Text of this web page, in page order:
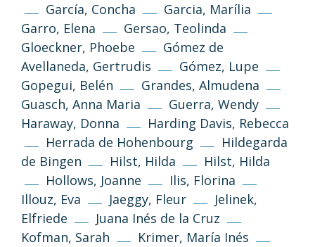
García, Concha
Garcia, Marília
Garro, Elena
Gersao, Teolinda
Gloeckner, Phoebe
Gómez de
Avellaneda, Gertrudis
Gómez, Lupe
Gopegui, Belén
Grandes, Almudena
Guasch, Anna Maria
Guerra, Wendy
Haraway, Donna
Harding Davis, Rebecca
Herrada de Hohenbourg
Hildegarda
de Bingen
Hilst, Hilda
Hilst, Hilda
Hollows, Joanne
Ilis, Florina
Illouz, Eva
Jaeggy, Fleur
Jelinek,
Elfriede
Juana Inés de la Cruz
Kofman, Sarah
Krimer, María Inés